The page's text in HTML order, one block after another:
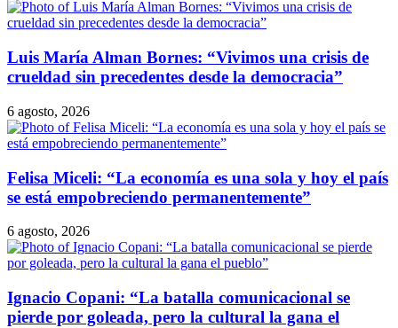
Luis María Alman Bornes: “Vivimos una crisis de
crueldad sin precedentes desde la democracia”
6 agosto, 2026
Felisa Miceli: “La economía es una sola y hoy el país
se está empobreciendo permanentemente”
6 agosto, 2026
Ignacio Copani: “La batalla comunicacional se
pierde por goleada, pero la cultural la gana el